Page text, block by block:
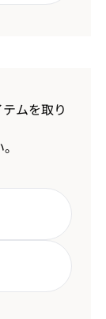
ムを取り